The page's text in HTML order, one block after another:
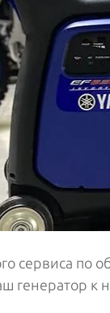
сервиса по
генератор